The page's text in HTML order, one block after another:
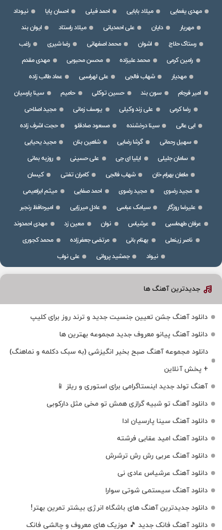
مهدی یغمایی
میلاد بابایی احمد فیلی احسان پایا
نیوداد
مهریار
دایان علی احمدیانی میلاد راستاد
ایوان بند
رستاک حلاج
اشوان محمد اصفهانی رضا شیری
راغب
رامین کرمی
محمد علیزاده محسن محبوبی
مهدی مقدم
مهدیار
شهاب فالجی علی لهراسبی
عماد طالب زاده
امیر فرجام
سون بند حسین توکلی حامیم
سینا پارسیان
رضا کرمی
علی زند وکیلی یوسف زمانی
مجید اصلاحی
ابی عالی
سینا درخشنده مسعود صادقلو
حجت اشرف زاده
سهیل رحمانی
گرشا رضایی شاهین بنان
مجید یحیایی
سامان جلیلی
ایلیا ای جی علی حسینی
روزبه بمانی
ماهان بهرام خان
شهاب فالجی کامران تفتی
کیسان
مجید رضوی
مجید رضوی احمد صفایی
میثم ابراهیمی
علیرضا روزگار
سیامک عباسی عادل میرزایی
امیرحافظ رنجبر
عرفان طهماسبی
عرشیاس نوان معین زد
مهدی احمدوند
ناصر زینعلی
بهنام بانی مرتضی جعفرزاده
محمد کجوری
نیواد
جمشید پروانی علی نواب
جدیدترین آهنگ ها
دانلود آهنگ جشن تعیین جنسیت جدید و ترند روز برای کلیپ
دانلود آهنگ پیانو معروف جدید مجموعه بهترین ها
دانلود مجموعه آهنگ صبح بخیر انگیزشی (به سبک دکلمه و نماهنگ)
+ پخش آنلاین
آهنگ تولد جدید اینستاگرامی برای استوری و ریلز 📱
دانلود آهنگ تو شبیه گرازی همش تو مخی مثل دارکوبی
دانلود آهنگ سینا پارسیان ادا
دانلود آهنگ امید عقابی فرشته
دانلود آهنگ عربی رش رش ترشرش
دانلود آهنگ عرشیاس عادی نی
دانلود آهنگ سیستمی شوتی سوارا
دانلود جدیدترین آهنگ‌ های باشگاه انرژی بیشتر تمرین بهتر!
دانلود آهنگ فانک جدید 🎵 موزیک‌ های معروف و چالشی فانک